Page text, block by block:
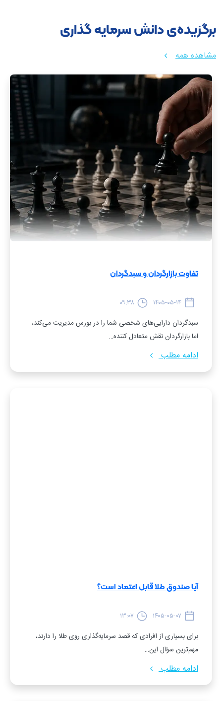
برگزیده‌ی دانش سرمایه گذاری
مشاهده همه
تفاوت بازارگردان و سبدگردان
سبدگردان دارایی‌های شخصی شما را در بورس مدیریت می‌کند،
اما بازارگردان نقش متعادل کننده…
ادامه مطلب
آیا صندوق طلا قابل اعتماد است؟
برای بسیاری از افرادی که قصد سرمایه‌گذاری روی طلا را دارند،
مهم‌ترین سؤال این…
ادامه مطلب